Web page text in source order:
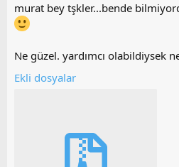
murat bey tşkler...bende
Ne güzel. yardımcı olabildiysek
Ekli dosyalar